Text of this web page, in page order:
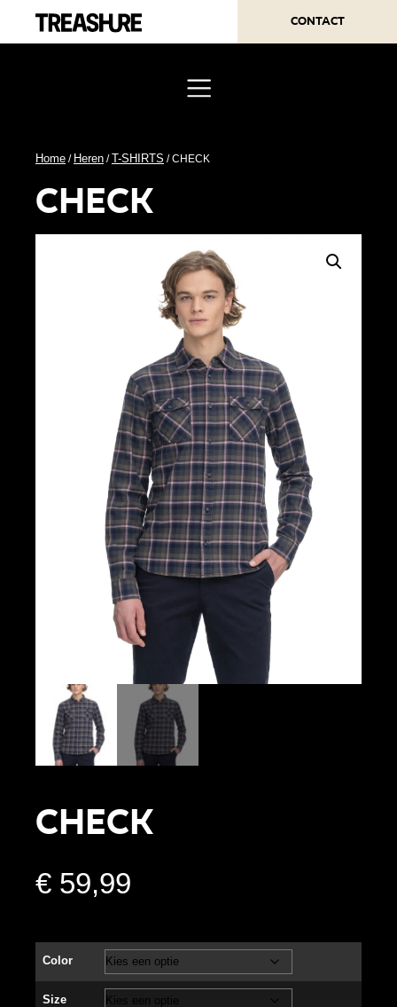
Contact
Home / Heren /T-SHIRTS / CHECK
check
CHECK
€ 59,99
Color
Size